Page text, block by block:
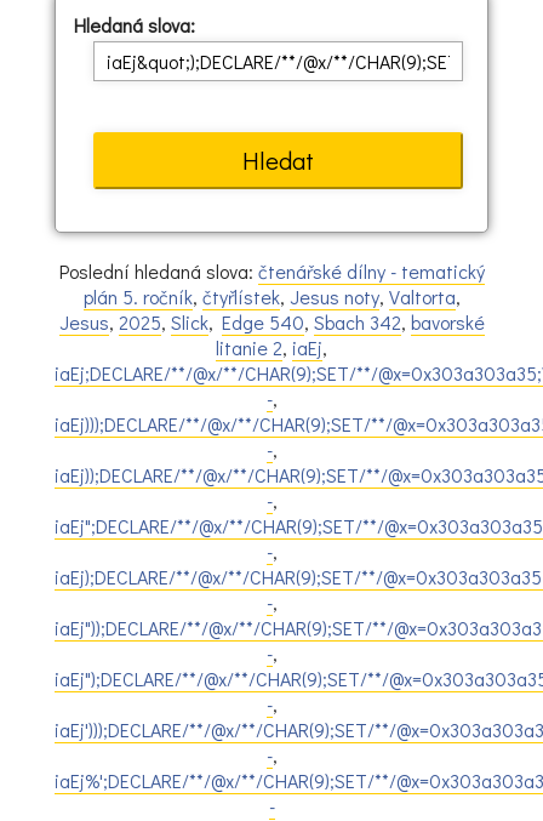
Hledaná slova:
Poslední hledaná slova: čtenářské dílny - tematický
plán 5. ročník, čtyřlístek, Jesus noty, Valtorta,
Jesus, 2025, Slick, Edge 540, Sbach 342, bavorské
litanie 2, iaEj,
iaEj;DECLARE/**/@x/**/CHAR(9);SET/**/
-,
iaEj)));DECLARE/**/@x/**/CHAR(9);SET/**/
-,
iaEj));DECLARE/**/@x/**/CHAR(9);SET/**/
-,
iaEj";DECLARE/**/@x/**/CHAR(9);SET/**/
-,
iaEj);DECLARE/**/@x/**/CHAR(9);SET/**/
-,
iaEj"));DECLARE/**/@x/**/CHAR(9);SET/**/
-,
iaEj");DECLARE/**/@x/**/CHAR(9);SET/**/
-,
iaEj')));DECLARE/**/@x/**/CHAR(9);SET/**/
-,
iaEj%';DECLARE/**/@x/**/CHAR(9);SET/**/
-